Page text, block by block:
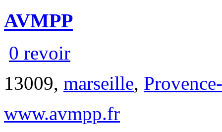
AVMPP
0 revoir
13009, marseille,
www.avmpp.fr